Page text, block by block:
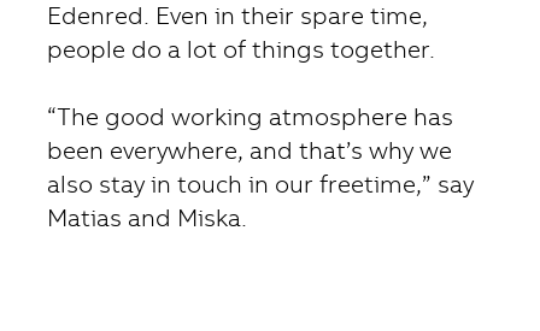
Edenred. Even in their spare time,
people do a lot of things together.
“The good working atmosphere has
been everywhere, and that’s why we
also stay in touch in our freetime,” say
Matias and Miska.